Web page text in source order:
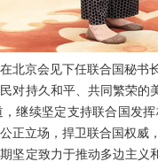
北京会见下任联合国秘书
对持久和平、共同繁荣
继续坚定支持联合国发
正立场，捍卫联合国权威
坚定致力于推动多边主